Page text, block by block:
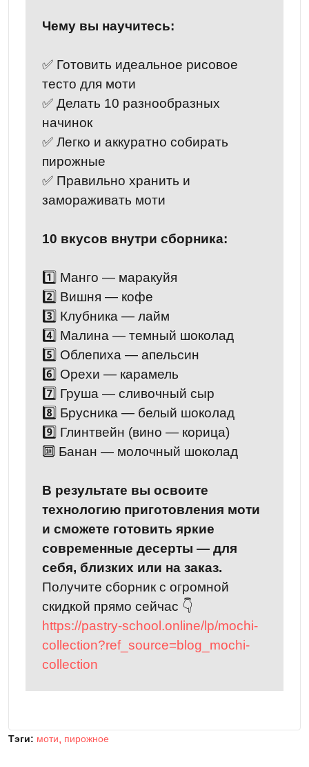
Чему вы научитесь:
✅ Готовить идеальное рисовое
тесто для моти
✅ Делать 10 разнообразных
начинок
✅ Легко и аккуратно собирать
пирожные
✅ Правильно хранить и
замораживать моти
10 вкусов внутри сборника:
1️⃣ Манго — маракуйя
2️⃣ Вишня — кофе
3️⃣ Клубника — лайм
4️⃣ Малина — темный шоколад
5️⃣ Облепиха — апельсин
6️⃣ Орехи — карамель
7️⃣ Груша — сливочный сыр
8️⃣ Брусника — белый шоколад
9️⃣ Глинтвейн (вино — корица)
🔟 Банан — молочный шоколад
В результате вы освоите
технологию приготовления моти
и сможете готовить яркие
современные десерты — для
себя, близких или на заказ.
Получите сборник с огромной
скидкой прямо сейчас 👇
https://pastry-school.online/lp/mochi-
collection?ref_source=blog_mochi-
collection
Тэги: моти пирожное